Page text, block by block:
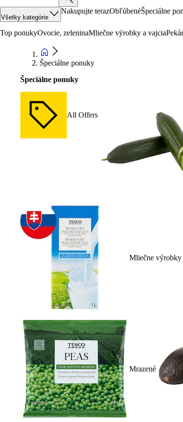
Všetky kategórie
Nakupujte terazObľúbenéŠpeciálne
Top ponukyOvocie, zeleninaMliečne výrobky a vajcia
Špeciálne ponuky
Špeciálne ponuky
All Offers
Mliečne výrobky
Mrazené